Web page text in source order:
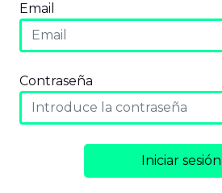
Email
Contraseña
Iniciar sesión